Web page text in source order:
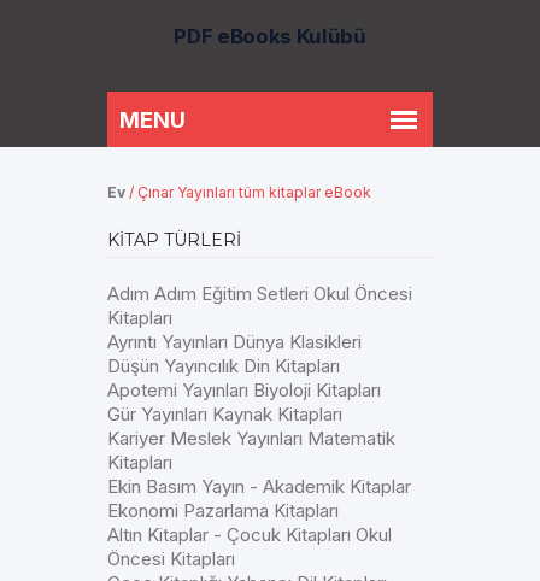
PDF eBooks Kulübü
Ev / Çınar Yayınları tüm kitaplar eBook
KITAP TÜRLERI
Adım Adım Eğitim Setleri Okul Öncesi
Kitapları
Ayrıntı Yayınları Dünya Klasikleri
Düşün Yayıncılık Din Kitapları
Apotemi Yayınları Biyoloji Kitapları
Gür Yayınları Kaynak Kitapları
Kariyer Meslek Yayınları Matematik
Kitapları
Ekin Basım Yayın - Akademik Kitaplar
Ekonomi Pazarlama Kitapları
Altın Kitaplar - Çocuk Kitapları Okul
Öncesi Kitapları